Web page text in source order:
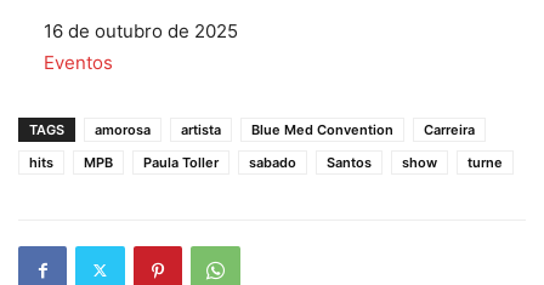
Data
16 de outubro de 2025
Em relação a
Eventos
TAGS amorosa artista Blue Med Convention
Carreira
hits
MPB Paula Toller sabado Santos show turne